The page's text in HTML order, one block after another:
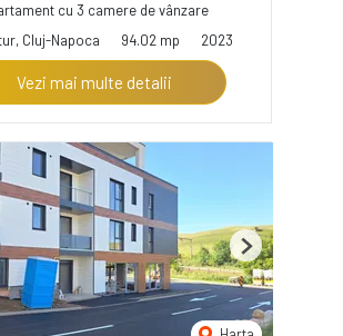
cu 3 camere de vânzare
Cluj-Napoca
94.02 mp 2023
Vezi mai multe detalii
Next